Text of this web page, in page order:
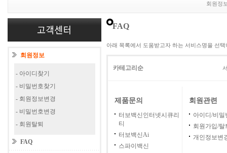
회원정
회원정보
- 아이디찾기
- 비밀번호찾기
- 회원정보변경
- 비밀번호변경
- 회원탈퇴
FAQ
FAQ
아래 목록에서 도움받고자 하는 서비스명을 선택
카테고리순
제품문의
터보백신인터넷시큐리
티
터보백신Ai
스파이백신
회원관련
아이디/비밀
회원가입/탈
개인정보변